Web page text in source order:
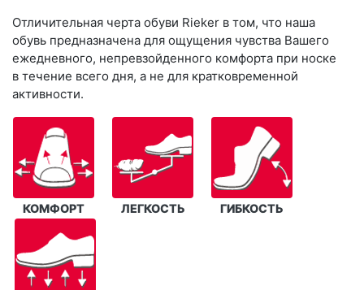
Отличительная черта обуви Rieker в том, что наша
обувь предназначена для ощущения чувства Вашего
ежедневного, непревзойденного комфорта при носке
в течение всего дня, а не для кратковременной
активности.
КОМФОРТ ЛЕГКОСТЬ ГИБКОСТЬ